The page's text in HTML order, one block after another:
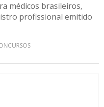
médicos brasileiros,
profissional emitido